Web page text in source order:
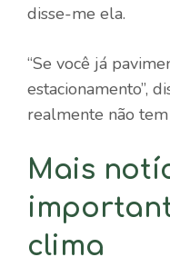
disse-me ela.
“Se você já
estacionamento”,
realmente não tem
Mais
clima